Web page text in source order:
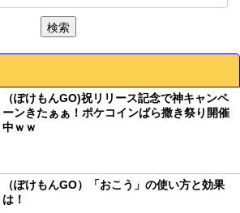
（ぽけもんGO)祝リリース記念で神キャンペ
ーンきたぁぁ！ポケコインばら撒き祭り開催
中ｗｗ
（ぽけもんGO）「おこう」の使い方と効果
は！